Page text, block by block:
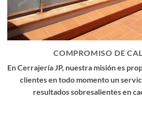
COMPROMISO DE
En Cerrajería JP, nuestra misión es
clientes en todo momento un
resultados sobresalientes en